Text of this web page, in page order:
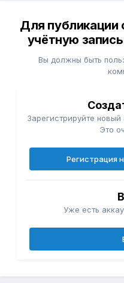
Для публикации
учётную
Вы должны быть
Зарегистрируйте
Это
Регистрация
Уже есть